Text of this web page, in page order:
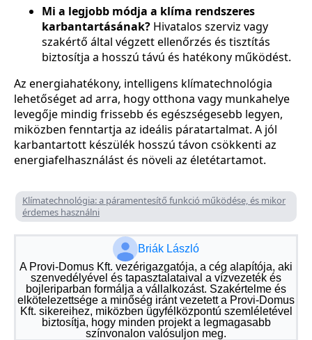
Mi a legjobb módja a klíma rendszeres
karbantartásának? Hivatalos szerviz vagy
szakértő által végzett ellenőrzés és tisztítás
biztosítja a hosszú távú és hatékony működést.
Az energiahatékony, intelligens klímatechnológia
lehetőséget ad arra, hogy otthona vagy munkahelye
levegője mindig frissebb és egészségesebb legyen,
miközben fenntartja az ideális páratartalmat. A jól
karbantartott készülék hosszú távon csökkenti az
energiafelhasználást és növeli az életétartamot.
Klímatechnológia: a páramentesítő funkció működése, és mikor
érdemes használni
Briák László
A Provi-Domus Kft. vezérigazgatója, a cég alapítója, aki
szenvedélyével és tapasztalataival a vízvezeték és
bojleriparban formálja a vállalkozást. Szakértelme és
elkötelezettsége a minőség iránt vezetett a Provi-Domus
Kft. sikereihez, miközben ügyfélközpontú szemléletével
biztosítja, hogy minden projekt a legmagasabb
színvonalon valósuljon meg.